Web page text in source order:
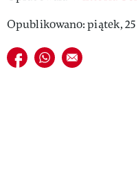
Opublikowano: piątek, 25
Udostępnij na facebook
Udostępnij na
E-mail do